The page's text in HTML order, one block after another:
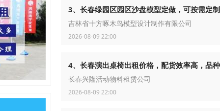
3、长春绿园区园区沙盘模型定做，可按需定制
吉林省十方啄木鸟模型设计制作有限公司
2026-08-09 22:00
4、长春演出桌椅出租价格，配货效率高，品
长春兴隆活动物料租赁公司
2026-08-09 22:00